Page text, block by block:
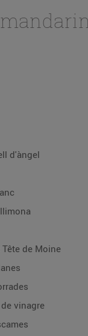
d'àngel
de Moine
vinagre